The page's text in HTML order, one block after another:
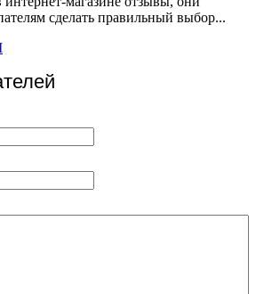
сделать правильный выбор...